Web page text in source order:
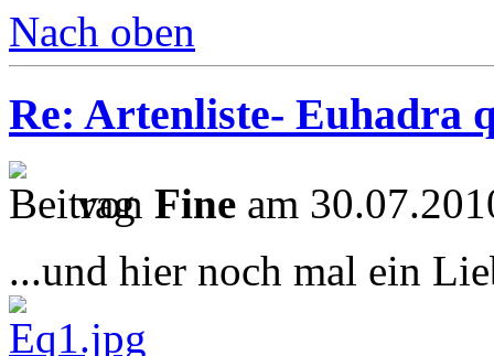
Nach oben
Re: Artenliste- Euhadra
von Fine am
...und hier noch mal ein